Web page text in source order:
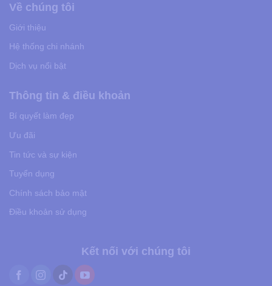
Về chúng tôi
Giới thiệu
Hệ thống chi nhánh
Dịch vụ nổi bật
Thông tin & điều khoản
Bí quyết làm đẹp
Ưu đãi
Tin tức và sự kiện
Tuyển dụng
Chính sách bảo mật
Điều khoản sử dụng
Kết nối với chúng tôi